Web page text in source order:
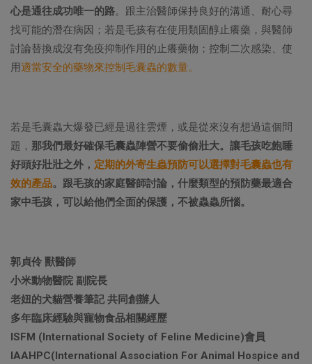
心是通往成功唯一的路。跟主治醫師保持良好的溝通、耐心尋
找可能的潛在病因；若是毛孩有在使用類固醇止癢藥，與醫師
討論替換成沒有免疫抑制作用的止癢藥物；控制二次感染、使
用適當安全的藥物來控制毛囊蟲的數量。
若是毛囊蟲大爆發已經是過往雲煙，或是從來沒有想過這個問
題， 那我們最好確保毛囊蟲陣營不要偷偷壯大。讓毛孩吃飽睡
好頭好壯壯之外， 定期的外寄生蟲預防可以選擇對毛囊蟲也有
效的產品。跟毛孩的家庭醫師討論，什麼類型的預防藥最適合
家中毛孩，可以給他們全面的保護，不被蟲蟲所惱。
郭貞伶 獸醫師
小米動物醫院 副院長
老妞的犬貓營養筆記 共同創辦人
多年臨床經驗與寵物食品相關經歷
ISFM (International Society of Feline Medicine)會員
IAAHPC(International Association For Animal Hospice and